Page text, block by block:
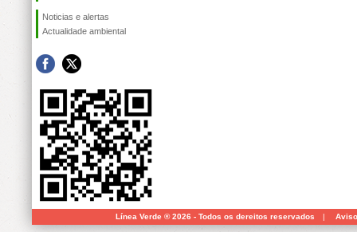
Noticias e alertas
Actualidade ambiental
Línea Verde ® 2026 - Todos os dereitos reservados |